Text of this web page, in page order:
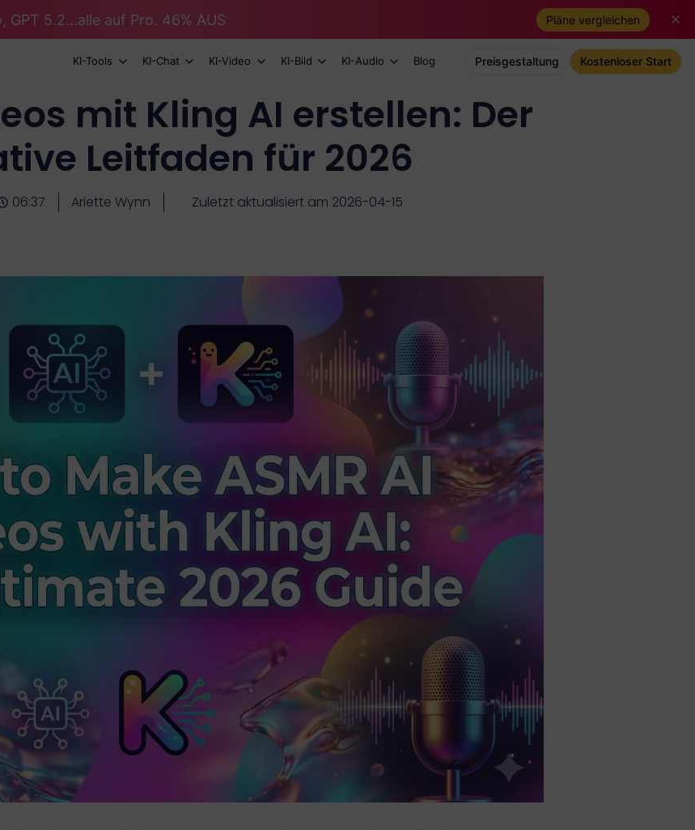
GPT 5.2...alle auf Pro. 46% AUS Pläne vergleichen
KI-Tools KI-Chat KI-Video KI-Bild KI-Audio Blog Preisgestaltung Kostenloser Start
mit Kling AI erstellen: Der
Leitfaden für 2026
06:37 Ariette Wynn Zuletzt aktualisiert am 2026-04-15